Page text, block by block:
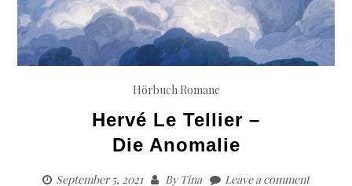
Hörbuch Romane
Hervé Le Tellier –
Die Anomalie
September 5, 2021 ByTina Leave a comment